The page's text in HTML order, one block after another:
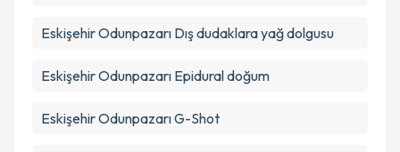
Eskişehir Odunpazarı Dış dudaklara yağ dolgusu
Eskişehir Odunpazarı Epidural doğum
Eskişehir Odunpazarı G-Shot